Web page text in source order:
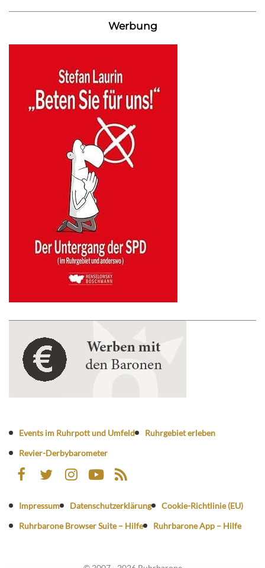
Werbung
Events im Ruhrpott und Umfeld
Ruhrgebiet erleben
Revier-Derbybarometer
Impressum Datenschutzerklärung
Cookie-Richtlinie (EU)
Ruhrbarone Browser Suite – Hilfe
Ruhrbarone App – Hilfe